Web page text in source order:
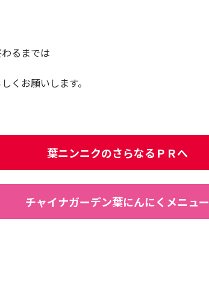
るまでは
くお願いします。
葉ニンニクのさらなるＰＲへ
チャイナガーデン葉にんにくメニュー